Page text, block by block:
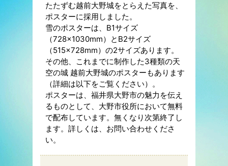
たたずむ越前大野城をとらえた写真を、
ポスターに採用しました。
雪のポスターは、B1サイズ
（728×1030mm）とB2サイズ
（515×728mm）の2サイズあります。
その他、これまでに制作した3種類の天
空の城 越前大野城のポスターもあります
（詳細は以下をご覧ください）。
ポスターは、福井県大野市の魅力を伝え
るものとして、大野市役所において無料
で配布しています。無くなり次第終了し
ます。詳しくは、お問い合わせくださ
い。